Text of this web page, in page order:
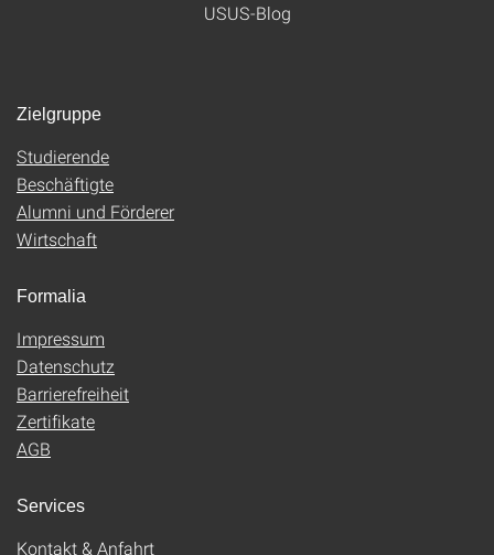
USUS-Blog
Zielgruppe
Studierende
Beschäftigte
Alumni und Förderer
Wirtschaft
Formalia
Impressum
Datenschutz
Barrierefreiheit
Zertifikate
AGB
Services
Kontakt & Anfahrt